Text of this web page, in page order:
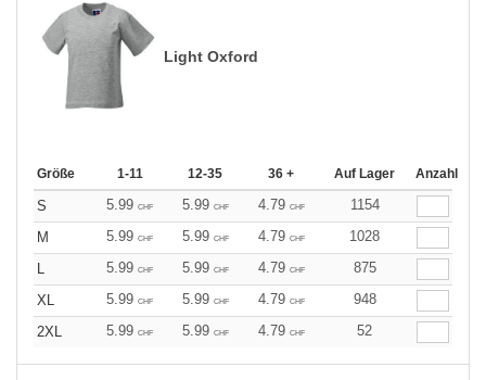
Light Oxford
Größe 1-11 12-35 36 + Auf Lager Anzahl
S 5.99 CHF 5.99 CHF 4.79 CHF
1154
M
5.99 CHF 5.99 CHF 4.79 CHF
1028
L
5.99 CHF 5.99 CHF 4.79 CHF
875
XL
5.99 CHF 5.99 CHF 4.79 CHF
948
2XL
5.99 CHF 5.99 CHF 4.79 CHF 52